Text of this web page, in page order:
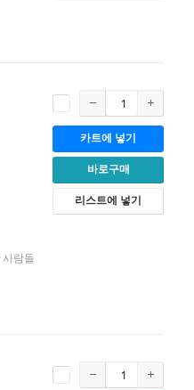
람들
카트에 넣기
바로구매
리스트에 넣기